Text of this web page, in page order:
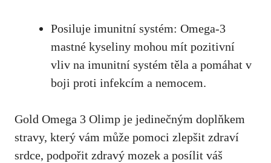
Posiluje imunitní systém: Omega-3
mastné kyseliny mohou mít pozitivní
vliv na imunitní systém těla a pomáhat v
boji proti infekcím a nemocem.
Gold Omega 3 Olimp je jedinečným doplňkem
stravy, který vám může pomoci zlepšit zdraví
srdce, podpořit zdravý mozek a posílit váš